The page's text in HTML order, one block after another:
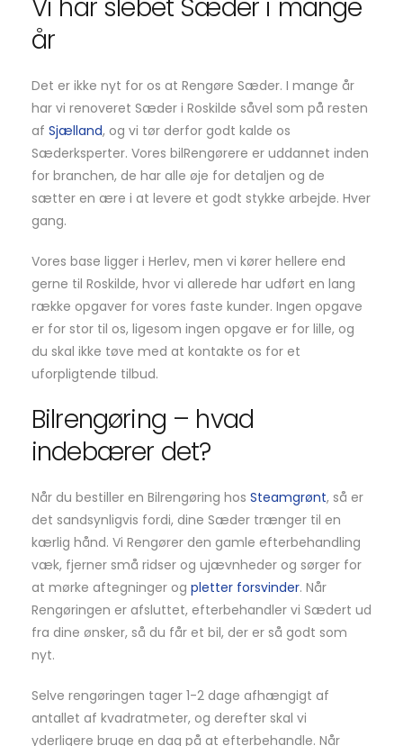
Vi har slebet Sæder i mange
år
Det er ikke nyt for os at Rengøre Sæder. I mange år
har vi renoveret Sæder i Roskilde såvel som på resten
af Sjælland, og vi tør derfor godt kalde os
Sæderksperter. Vores bilRengørere er uddannet inden
for branchen, de har alle øje for detaljen og de
sætter en ære i at levere et godt stykke arbejde. Hver
gang.
Vores base ligger i Herlev, men vi kører hellere end
gerne til Roskilde, hvor vi allerede har udført en lang
række opgaver for vores faste kunder. Ingen opgave
er for stor til os, ligesom ingen opgave er for lille, og
du skal ikke tøve med at kontakte os for et
uforpligtende tilbud.
Bilrengøring – hvad
indebærer det?
Når du bestiller en Bilrengøring hos Steamgrønt, så er
det sandsynligvis fordi, dine Sæder trænger til en
kærlig hånd. Vi Rengører den gamle efterbehandling
væk, fjerner små ridser og ujævnheder og sørger for
at mørke aftegninger og pletter forsvinder. Når
Rengøringen er afsluttet, efterbehandler vi Sædert ud
fra dine ønsker, så du får et bil, der er så godt som
nyt.
Selve rengøringen tager 1-2 dage afhængigt af
antallet af kvadratmeter, og derefter skal vi
yderligere bruge en dag på at efterbehandle. Når